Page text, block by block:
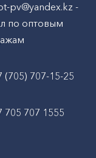
pv@yandex.kz -
по оптовым
(705) 707-15-25
705 707 1555